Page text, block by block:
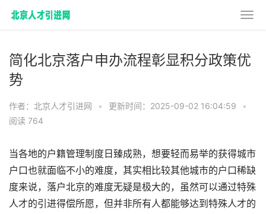
简化北京落户申办流程彰显积分政策优
势
作者：北京人才引进网 • 更新时间：2025-09-02 16:04:59
•
阅读 764
当各地的户籍管理制度日臻成熟，想要轻而易举的获得城市
户口也就面临不小的难度，其实相比较其他城市的户口稀缺
度来说，落户北京的难度无疑是极大的，虽然可以通过特殊
人才的引进得偿所愿，但并非所有人都能够达到特殊人才的